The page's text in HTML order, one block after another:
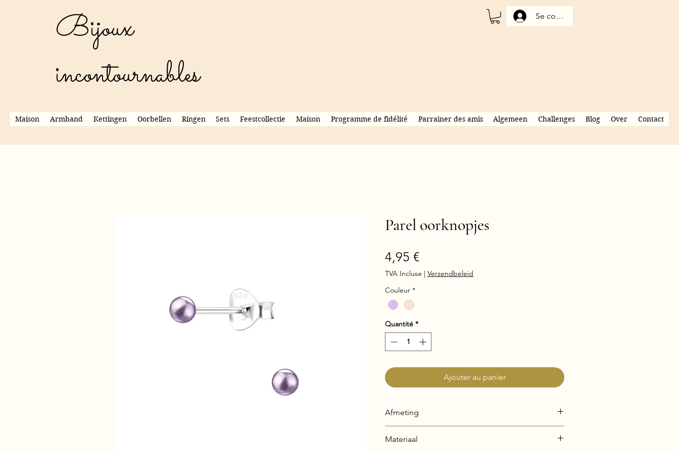
Bijoux
incontournables
Se connecter
Maison Armband Kettingen Oorbellen Ringen Sets Feestcollectie Maison Programme de fidélité Parrainer des amis Algemeen Challenges Blog Over Contact
Parel oorknopjes
4,95 €Prix
TVA Incluse | Verzendbeleid
Couleur *
Quantité *
Ajouter au panier
Afmeting
Materiaal